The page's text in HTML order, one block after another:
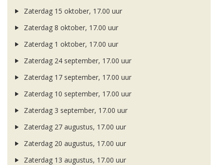
Zaterdag 15 oktober, 17.00 uur
Zaterdag 8 oktober, 17.00 uur
Zaterdag 1 oktober, 17.00 uur
Zaterdag 24 september, 17.00 uur
Zaterdag 17 september, 17.00 uur
Zaterdag 10 september, 17.00 uur
Zaterdag 3 september, 17.00 uur
Zaterdag 27 augustus, 17.00 uur
Zaterdag 20 augustus, 17.00 uur
Zaterdag 13 augustus, 17.00 uur